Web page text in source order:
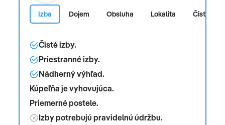
Izba Dojem Obsluha Lokalita Čistota
Čisté izby.
Priestranné izby.
Nádherný výhľad.
Kúpeľňa je vyhovujúca.
Priemerné postele.
Izby potrebujú pravidelnú údržbu.